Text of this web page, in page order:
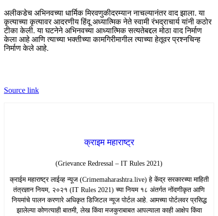
अलीकडेच अभिनवच्या धार्मिक मिरवणुकीदरम्यान नाचल्यानंतर वाद झाला. या
कृत्याच्या कृत्यावर आदरणीय हिंदू अध्यात्मिक नेते स्वामी रंभद्राचार्य यांनी कठोर
टीका केली. या घटनेने अभिनवच्या आध्यात्मिक सत्यतेबद्दल मोठा वाद निर्माण
केला आहे आणि त्याच्या भक्तीच्या कामगिरीमागील त्याच्या हेतूवर प्रश्नचिन्ह
निर्माण केले आहे.
Source link
क्राइम महाराष्ट्र
(Grievance Redressal – IT Rules 2021)
​क्राईम महाराष्ट्र लाईव्ह न्यूज (Crimemaharashtra.live) हे केंद्र सरकारच्या माहिती
तंत्रज्ञान नियम, २०२१ (IT Rules 2021) च्या नियम १८ अंतर्गत नोंदणीकृत आणि
नियमांचे पालन करणारे अधिकृत डिजिटल न्यूज पोर्टल आहे. आमच्या पोर्टलवर प्रसिद्ध
झालेल्या कोणत्याही बातमी, लेख किंवा मजकुराबाबत आपल्याला काही आक्षेप किंवा